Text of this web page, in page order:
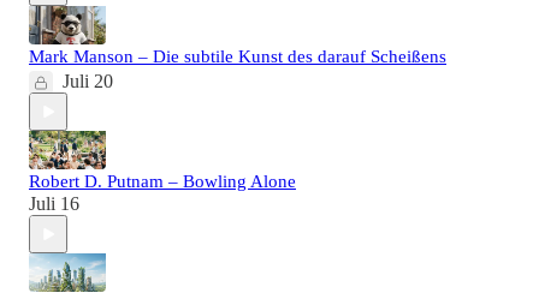
Mark Manson – Die subtile Kunst des darauf Scheißens
Juli 20
Robert D. Putnam – Bowling Alone
Juli 16